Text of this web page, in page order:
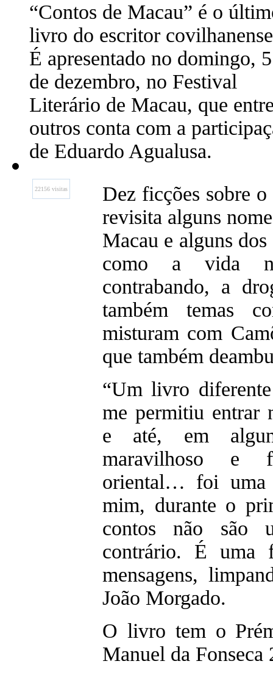
“Contos de Macau” é o
livro do escritor
É apresentado no domingo, 5
de dezembro, no Festival
Literário de Macau, que
outros conta com a
de Eduardo Agualusa.
22156 visitas
Dez ficções sobre
revisita alguns
Macau e alguns
como a vida
contrabando, a
também temas
misturam com
que também
“Um livro
me permitiu entrar
e até, em
maravilhoso e
oriental… foi uma
mim, durante o
contos não são
contrário. É uma
mensagens,
João Morgado.
O livro tem o
Manuel da Fonseca